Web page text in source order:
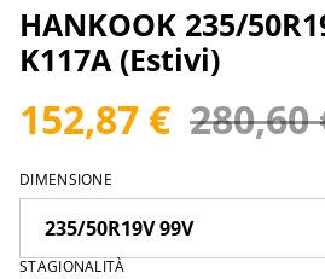
HANKOOK 235/
K117A (Estivi)
152,87 € 280,60
DIMENSIONE
STAGIONALITÀ